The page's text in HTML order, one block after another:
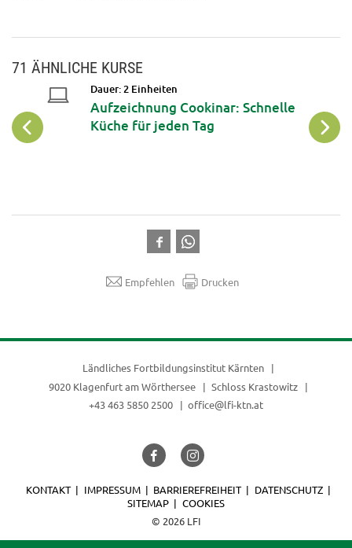
71 ÄHNLICHE KURSE
Dauer: 2 Einheiten
Aufzeichnung Cookinar: Schnelle
Küche für jeden Tag
Empfehlen Drucken
Ländliches Fortbildungsinstitut Kärnten
9020 Klagenfurt am Wörthersee
Schloss Krastowitz
+43 463 5850 2500
office@lfi-ktn.at
© 2026 LFI
KONTAKT IMPRESSUM BARRIEREFREIHEIT
DATENSCHUTZ
SITEMAP
COOKIES